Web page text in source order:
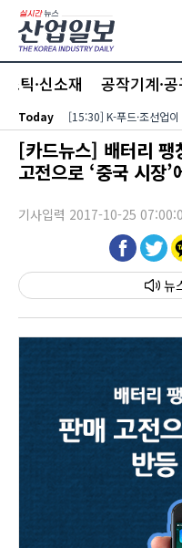
본문 바로가기
틱·신소재 공작기계·
Today
[카드뉴스] 배터리
고전으로 ‘중국 시장
기사입력 2017-10-25
뉴